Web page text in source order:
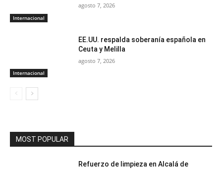
Internacional
agosto 7, 2026
Internacional
EE.UU. respalda soberanía española en
Ceuta y Melilla
agosto 7, 2026
MOST POPULAR
Refuerzo de limpieza en Alcalá de